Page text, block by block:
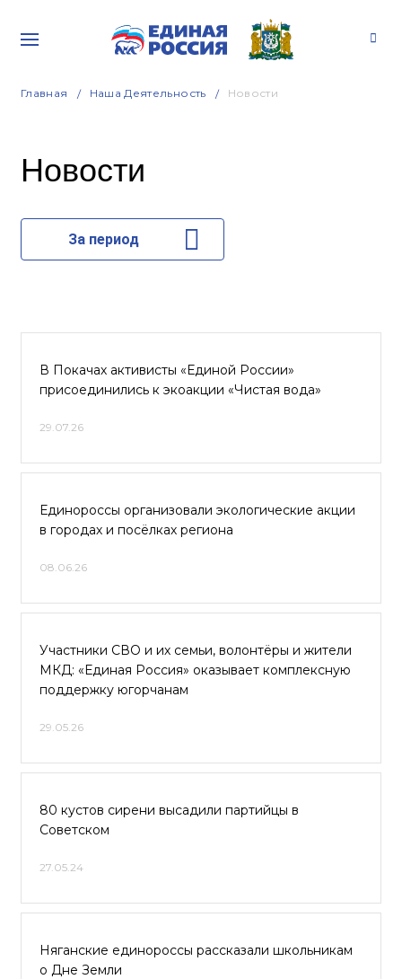
Главная Наша Деятельность Новости
Новости
За период
В Покачах активисты «Единой России»
присоединились к экоакции «Чистая вода»
29.07.26
Единороссы организовали экологические акции
в городах и посёлках региона
08.06.26
Участники СВО и их семьи, волонтёры и жители
МКД: «Единая Россия» оказывает комплексную
поддержку югорчанам
29.05.26
80 кустов сирени высадили партийцы в
Советском
27.05.24
Няганские единороссы рассказали школьникам
о Дне Земли